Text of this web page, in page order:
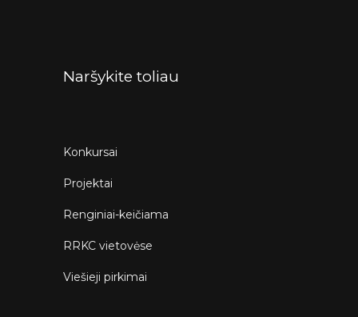
Naršykite toliau
Konkursai
Projektai
Renginiai-keičiama
RRKC vietovėse
Viešieji pirkimai